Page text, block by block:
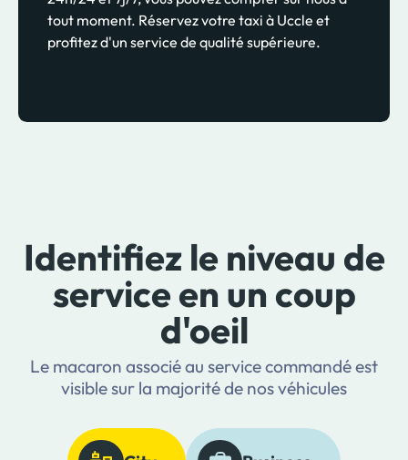
tout moment. Réservez votre taxi à Uccle et
profitez d'un service de qualité supérieure.
Identifiez le niveau de
service en un coup
d'oeil
Le macaron associé au service commandé est
visible sur la majorité de nos véhicules